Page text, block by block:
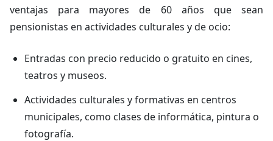
ventajas para mayores de 60 años que sean
pensionistas en actividades culturales y de ocio:
Entradas con precio reducido o gratuito en cines,
teatros y museos.
Actividades culturales y formativas en centros
municipales, como clases de informática, pintura o
fotografía.